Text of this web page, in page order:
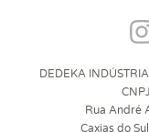
DEDEKA
Rua André
Caxias do